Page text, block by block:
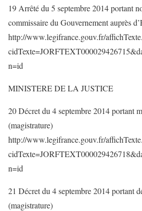
19 Arrêté du 5 septembre 2014 portant
commissaire du Gouvernement auprès
http://www.legifrance.gouv.fr/
n=id
MINISTERE DE LA JUSTICE
20 Décret du 4 septembre 2014 portant
(magistrature)
http://www.legifrance.gouv.fr/
n=id
21 Décret du 4 septembre 2014 portant
(magistrature)